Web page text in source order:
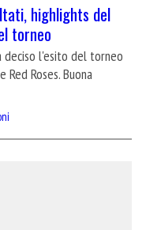
highlights del
torneo
deciso l'esito del torneo
Roses. Buona